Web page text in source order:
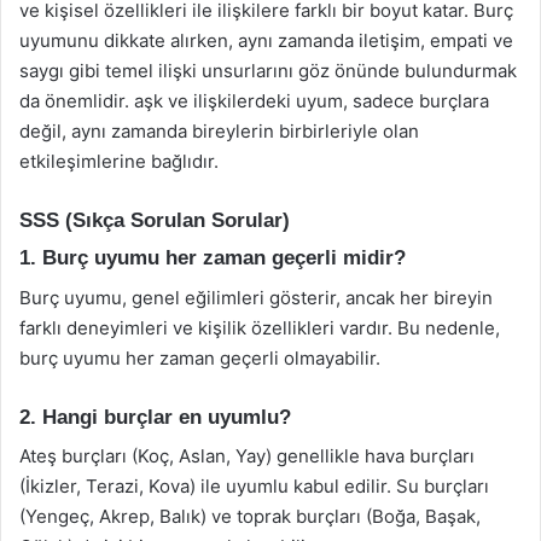
ve kişisel özellikleri ile ilişkilere farklı bir boyut katar. Burç
uyumunu dikkate alırken, aynı zamanda iletişim, empati ve
saygı gibi temel ilişki unsurlarını göz önünde bulundurmak
da önemlidir. aşk ve ilişkilerdeki uyum, sadece burçlara
değil, aynı zamanda bireylerin birbirleriyle olan
etkileşimlerine bağlıdır.
SSS (Sıkça Sorulan Sorular)
1. Burç uyumu her zaman geçerli midir?
Burç uyumu, genel eğilimleri gösterir, ancak her bireyin
farklı deneyimleri ve kişilik özellikleri vardır. Bu nedenle,
burç uyumu her zaman geçerli olmayabilir.
2. Hangi burçlar en uyumlu?
Ateş burçları (Koç, Aslan, Yay) genellikle hava burçları
(İkizler, Terazi, Kova) ile uyumlu kabul edilir. Su burçları
(Yengeç, Akrep, Balık) ve toprak burçları (Boğa, Başak,